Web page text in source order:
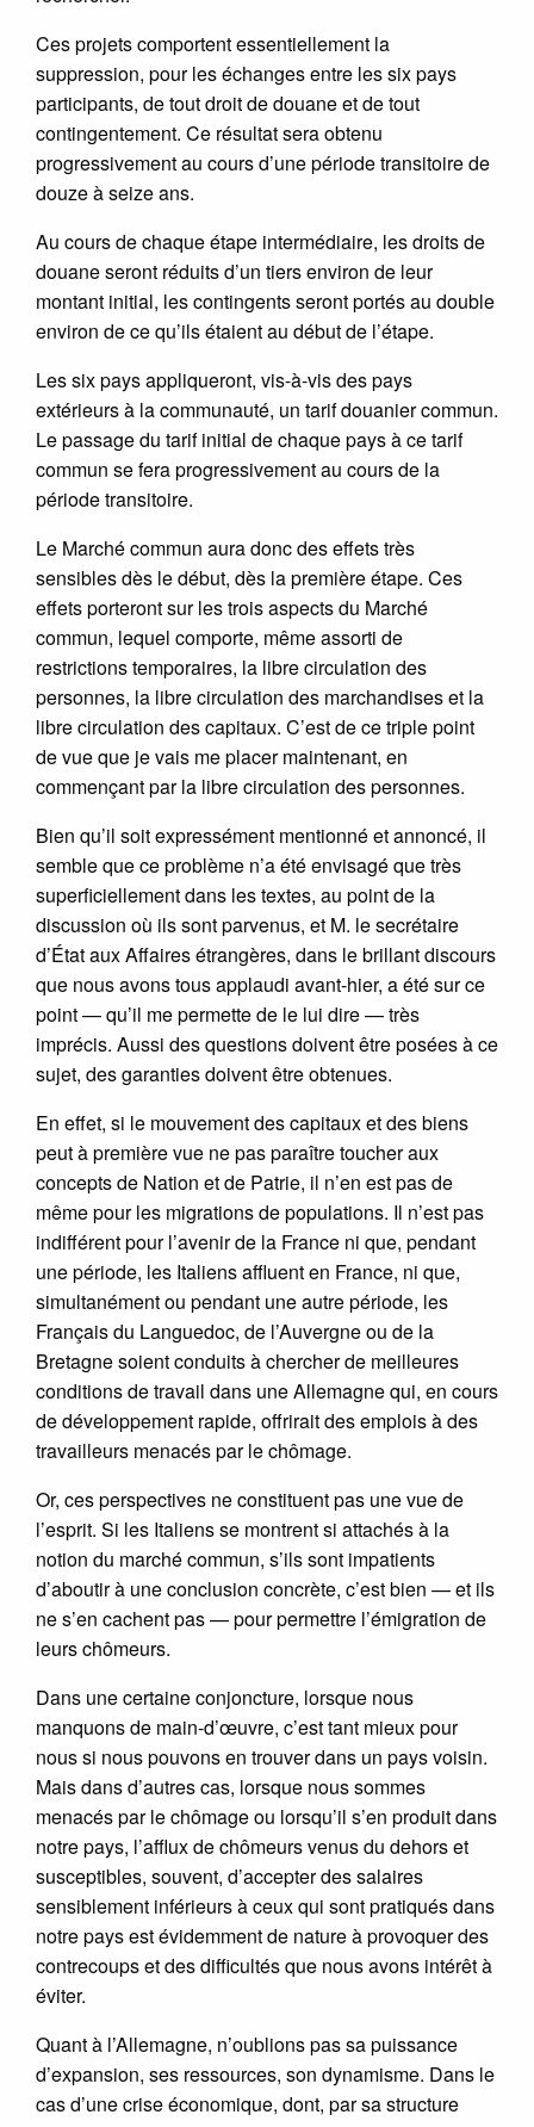
Ces projets comportent essentiellement la
suppression, pour les échanges entre les six pays
participants, de tout droit de douane et de tout
contingentement. Ce résultat sera obtenu
progressivement au cours d’une période transitoire de
douze à seize ans.
Au cours de chaque étape intermédiaire, les droits de
douane seront réduits d’un tiers environ de leur
montant initial, les contingents seront portés au double
environ de ce qu’ils étaient au début de l’étape.
Les six pays appliqueront, vis-à-vis des pays
extérieurs à la communauté, un tarif douanier commun.
Le passage du tarif initial de chaque pays à ce tarif
commun se fera progressivement au cours de la
période transitoire.
Le Marché commun aura donc des effets très
sensibles dès le début, dès la première étape. Ces
effets porteront sur les trois aspects du Marché
commun, lequel comporte, même assorti de
restrictions temporaires, la libre circulation des
personnes, la libre circulation des marchandises et la
libre circulation des capitaux. C’est de ce triple point
de vue que je vais me placer maintenant, en
commençant par la libre circulation des personnes.
Bien qu’il soit expressément mentionné et annoncé, il
semble que ce problème n’a été envisagé que très
superficiellement dans les textes, au point de la
discussion où ils sont parvenus, et M. le secrétaire
d’État aux Affaires étrangères, dans le brillant discours
que nous avons tous applaudi avant-hier, a été sur ce
point — qu’il me permette de le lui dire — très
imprécis. Aussi des questions doivent être posées à ce
sujet, des garanties doivent être obtenues.
En effet, si le mouvement des capitaux et des biens
peut à première vue ne pas paraître toucher aux
concepts de Nation et de Patrie, il n’en est pas de
même pour les migrations de populations. Il n’est pas
indifférent pour l’avenir de la France ni que, pendant
une période, les Italiens affluent en France, ni que,
simultanément ou pendant une autre période, les
Français du Languedoc, de l’Auvergne ou de la
Bretagne soient conduits à chercher de meilleures
conditions de travail dans une Allemagne qui, en cours
de développement rapide, offrirait des emplois à des
travailleurs menacés par le chômage.
Or, ces perspectives ne constituent pas une vue de
l’esprit. Si les Italiens se montrent si attachés à la
notion du marché commun, s’ils sont impatients
d’aboutir à une conclusion concrète, c’est bien — et ils
ne s’en cachent pas — pour permettre l’émigration de
leurs chômeurs.
Dans une certaine conjoncture, lorsque nous
manquons de main-d’œuvre, c’est tant mieux pour
nous si nous pouvons en trouver dans un pays voisin.
Mais dans d’autres cas, lorsque nous sommes
menacés par le chômage ou lorsqu’il s’en produit dans
notre pays, l’afflux de chômeurs venus du dehors et
susceptibles, souvent, d’accepter des salaires
sensiblement inférieurs à ceux qui sont pratiqués dans
notre pays est évidemment de nature à provoquer des
contrecoups et des difficultés que nous avons intérêt à
éviter.
Quant à l’Allemagne, n’oublions pas sa puissance
d’expansion, ses ressources, son dynamisme. Dans le
cas d’une crise économique, dont, par sa structure